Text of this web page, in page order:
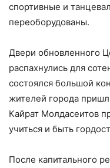
спортивные и
переоборудованы.
Двери обновленного
распахнулись для
состоялся большой
жителей города
Кайрат Молдасеитов
учиться и быть
После капитального